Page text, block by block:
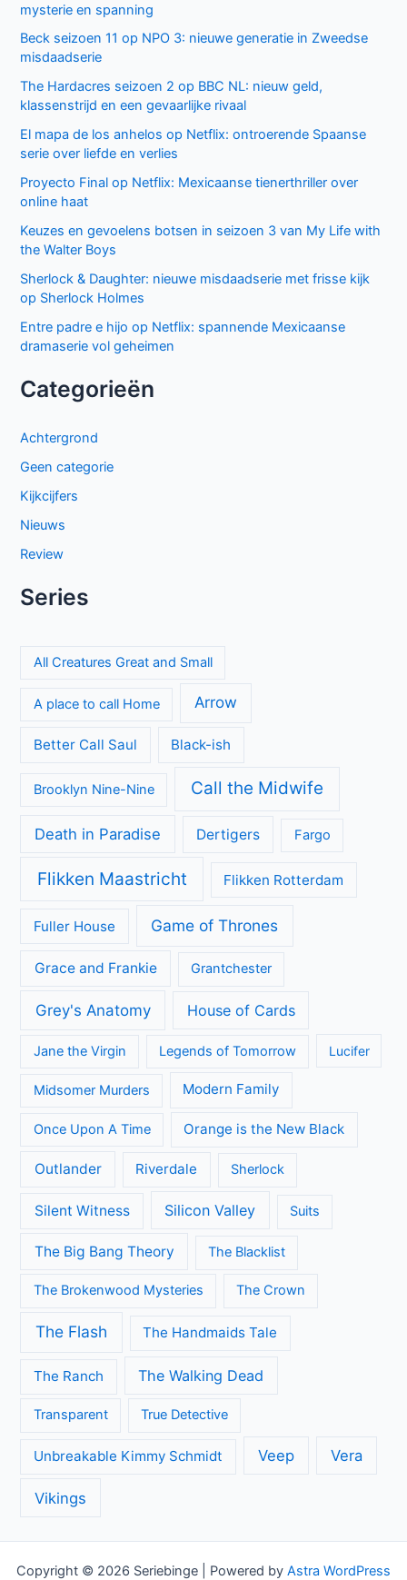
mysterie en spanning
Beck seizoen 11 op NPO 3: nieuwe generatie in Zweedse
misdaadserie
The Hardacres seizoen 2 op BBC NL: nieuw geld,
klassenstrijd en een gevaarlijke rivaal
El mapa de los anhelos op Netflix: ontroerende Spaanse
serie over liefde en verlies
Proyecto Final op Netflix: Mexicaanse tienerthriller over
online haat
Keuzes en gevoelens botsen in seizoen 3 van My Life with
the Walter Boys
Sherlock & Daughter: nieuwe misdaadserie met frisse kijk
op Sherlock Holmes
Entre padre e hijo op Netflix: spannende Mexicaanse
dramaserie vol geheimen
Categorieën
Achtergrond
Geen categorie
Kijkcijfers
Nieuws
Review
Series
All Creatures Great and Small
A place to call Home Arrow
Better Call Saul Black-ish
Brooklyn Nine-Nine Call the Midwife
Death in Paradise Dertigers Fargo
Flikken Maastricht Flikken Rotterdam
Fuller House Game of Thrones
Grace and Frankie Grantchester
Grey's Anatomy House of Cards
Jane the Virgin Legends of Tomorrow Lucifer
Midsomer Murders Modern Family
Once Upon A Time Orange is the New Black
Outlander Riverdale Sherlock
Silent Witness Silicon Valley Suits
The Big Bang Theory The Blacklist
The Brokenwood Mysteries The Crown
The Flash The Handmaids Tale
The Ranch The Walking Dead
Transparent True Detective
Unbreakable Kimmy Schmidt Veep Vera
Vikings
Copyright © 2026 Seriebinge | Powered by Astra WordPress